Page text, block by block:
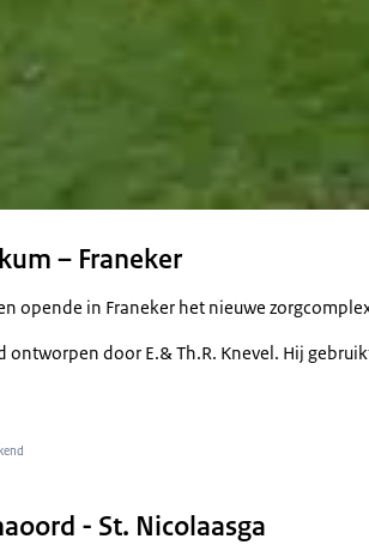
– Franeker
opende in Franeker het nieuwe
ontworpen door E.& Th.R. Knevel. Hij
Lankum – Franeker
- St. Nicolaasga